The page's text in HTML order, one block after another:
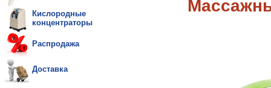
Кислородные
концентраторы
Распродажа
Доставка